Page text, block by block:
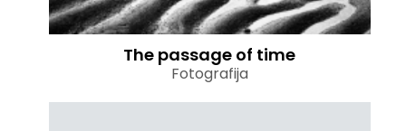
The passage of time
Fotografija